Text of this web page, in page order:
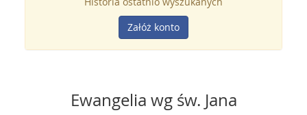
Załóż konto
Ewangelia wg św. Jana